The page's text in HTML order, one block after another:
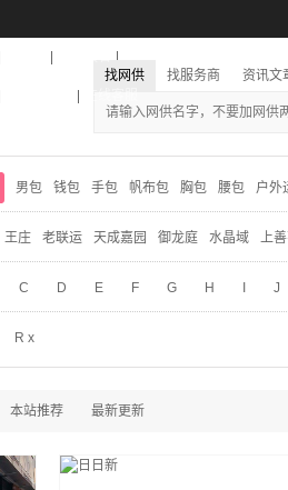
找网供 找服务商 资讯文
男包 钱包 手包 帆布包 胸包 腰包 户外
王庄 老联运 天成嘉园 御龙庭 水晶域 上
C D E F G H J
R x
本站推荐 最新更新